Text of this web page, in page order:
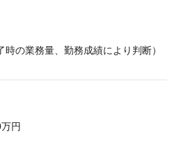
の業務量、勤務成績により判断）
円